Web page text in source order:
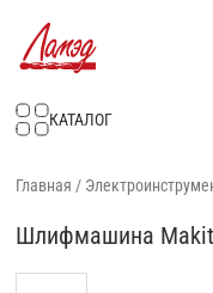
КАТАЛОГ
Главная /
Шлифмашина